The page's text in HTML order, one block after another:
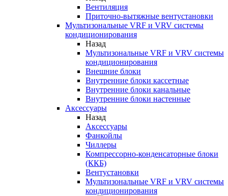
Вентиляция
Приточно-вытяжные вентустановки
Мультизональные VRF и VRV системы
кондиционирования
Назад
Мультизональные VRF и VRV системы
кондиционирования
Внешние блоки
Внутренние блоки кассетные
Внутренние блоки канальные
Внутренние блоки настенные
Аксессуары
Назад
Аксессуары
Фанкойлы
Чиллеры
Компрессорно-конденсаторные блоки
(ККБ)
Вентустановки
Мультизональные VRF и VRV системы
кондиционирования